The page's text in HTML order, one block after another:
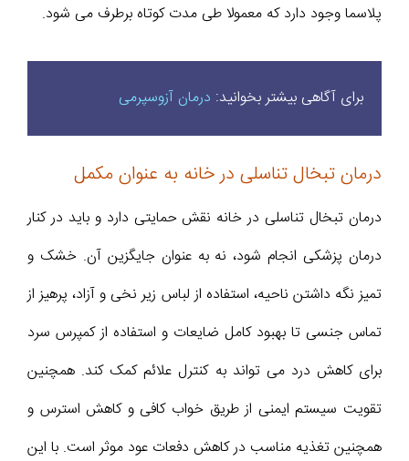
پلاسما وجود دارد که معمولا طی مدت کوتاه برطرف می شود.
برای آگاهی بیشتر بخوانید: درمان‌ آزوسپرمی
درمان تبخال تناسلی در خانه به عنوان مکمل
درمان تبخال تناسلی در خانه نقش حمایتی دارد و باید در کنار
درمان پزشکی انجام شود، نه به عنوان جایگزین آن. خشک و
تمیز نگه داشتن ناحیه، استفاده از لباس زیر نخی و آزاد، پرهیز از
تماس جنسی تا بهبود کامل ضایعات و استفاده از کمپرس سرد
برای کاهش درد می تواند به کنترل علائم کمک کند. همچنین
تقویت سیستم ایمنی از طریق خواب کافی و کاهش استرس و
همچنین تغذیه مناسب در کاهش دفعات عود موثر است. با این